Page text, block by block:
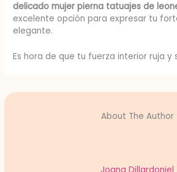
delicado mujer pierna tatuajes de
excelente opción para expresar tu
elegante.
Es hora de que tu fuerza interior ruja y
About The Author
Joana Dillardoniel